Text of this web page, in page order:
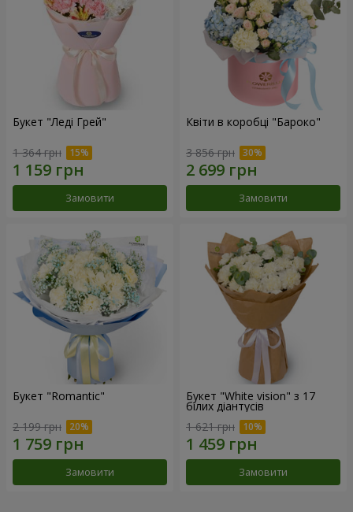
Букет "Леді Грей"
1 364 грн
Замовити
Квіти в коробці "Бароко"
3 856 грн
Замовити
Букет "Romantic"
2 199 грн
Замовити
Букет "White vision" з 17
білих діантусів
1 621 грн
Замовити